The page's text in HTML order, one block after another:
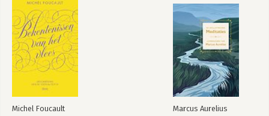
Perspectieven op
leiderschap
Bedrijfsethiek
Bekijk alle boeken
Michel Foucault Marcus Aurelius